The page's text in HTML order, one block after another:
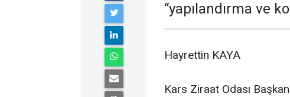
“yapılandırma ve
Hayrettin KAYA
Kars Ziraat Odası